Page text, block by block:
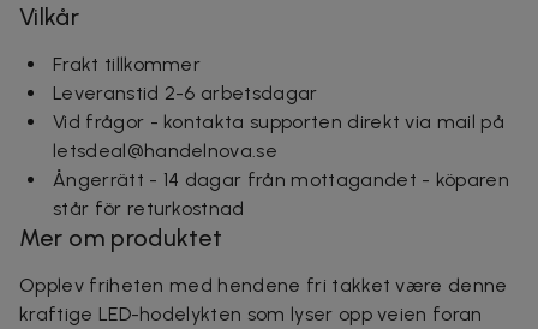
Vilkår
Frakt tillkommer
Leveranstid 2-6 arbetsdagar
Vid frågor - kontakta supporten direkt via mail på
letsdeal@handelnova.se
Ångerrätt - 14 dagar från mottagandet - köparen
står för returkostnad
Mer om produktet
Opplev friheten med hendene fri takket være denne
kraftige LED-hodelykten som lyser opp veien foran